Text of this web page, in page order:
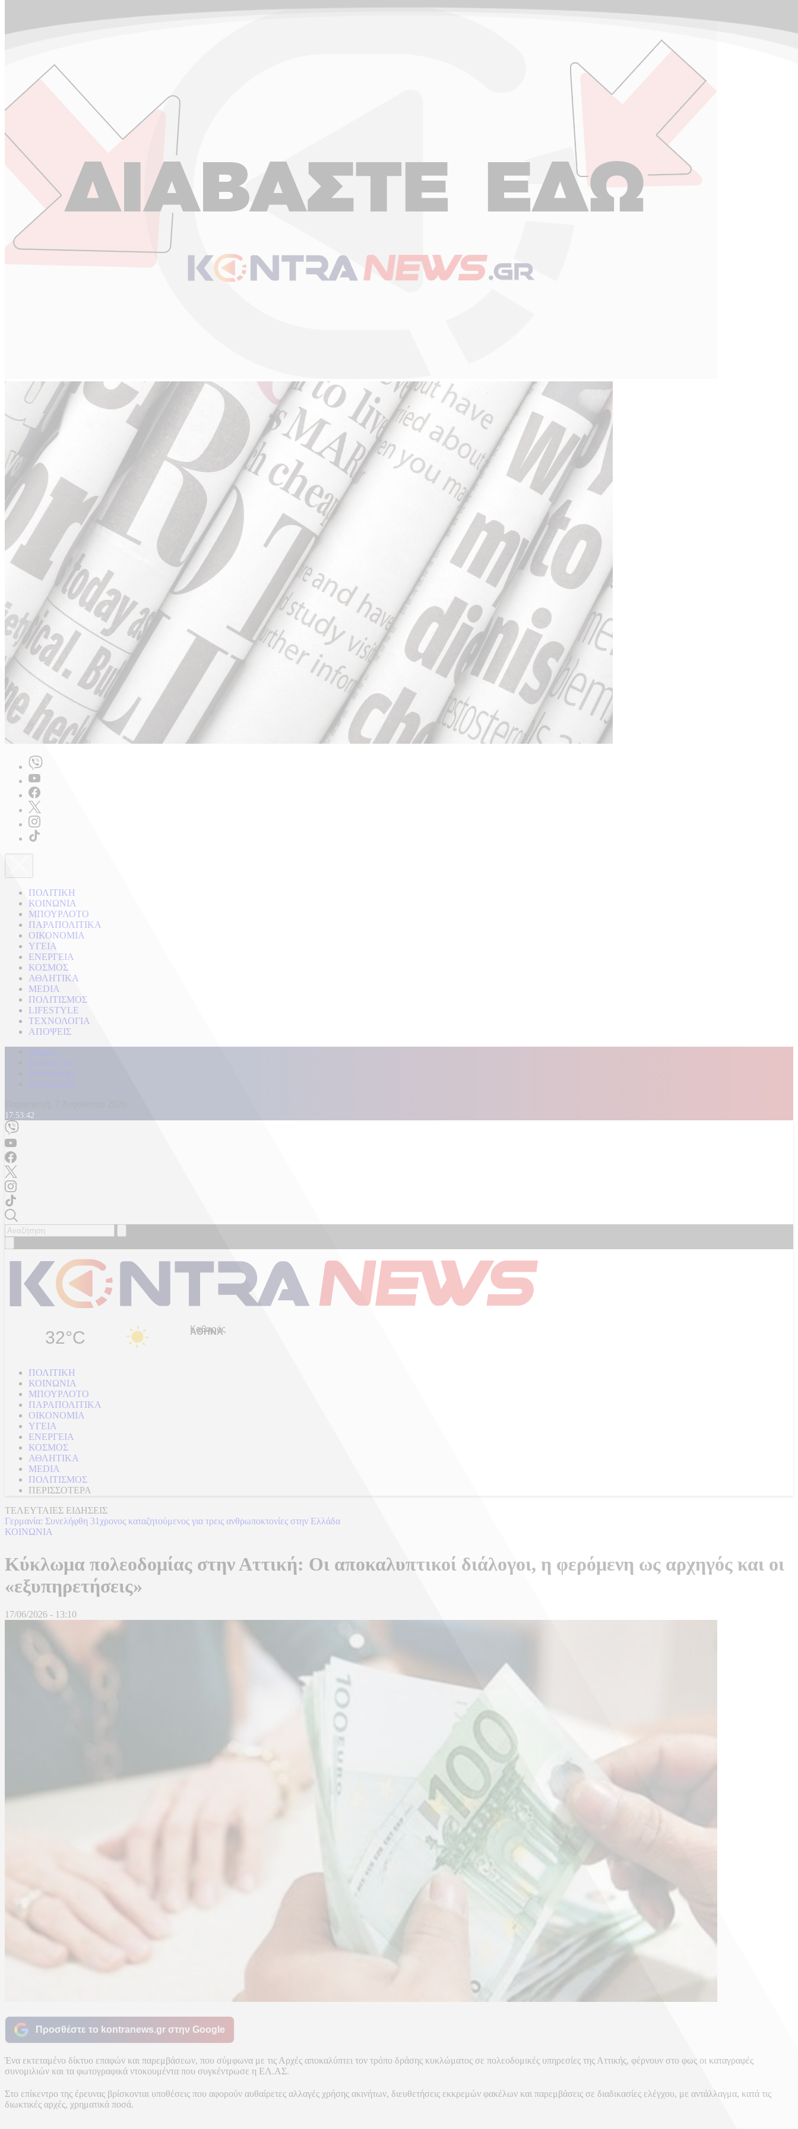
ΠΟΛΙΤΙΚΗ
ΚΟΙΝΩΝΙΑ
ΜΠΟΥΡΛΟΤΟ
ΠΑΡΑΠΟΛΙΤΙΚΑ
ΟΙΚΟΝΟΜΙΑ
ΥΓΕΙΑ
ΕΝΕΡΓΕΙΑ
ΚΟΣΜΟΣ
ΑΘΛΗΤΙΚΑ
MEDIA
ΠΟΛΙΤΙΣΜΟΣ
LIFESTYLE
ΤΕΧΝΟΛΟΓΙΑ
ΑΠΟΨΕΙΣ
Αρχική
Kontra Live
Καταγγελίες
Επικοινωνία
17:53:44
32°C Καθαρός
ΠΟΛΙΤΙΚΗ
ΚΟΙΝΩΝΙΑ
ΜΠΟΥΡΛΟΤΟ
ΠΑΡΑΠΟΛΙΤΙΚΑ
ΟΙΚΟΝΟΜΙΑ
ΥΓΕΙΑ
ΕΝΕΡΓΕΙΑ
ΚΟΣΜΟΣ
ΑΘΛΗΤΙΚΑ
MEDIA
ΠΟΛΙΤΙΣΜΟΣ
ΠΕΡΙΣΣΟΤΕΡΑ
ΤΕΛΕΥΤΑΙΕΣ ΕΙΔΗΣΕΙΣ
Γερμανία: Συνελήφθη 31χρονος καταζητούμενος για τρεις ανθρωποκτονίες στην Ελλάδα
ΚΟΙΝΩΝΙΑ
Κύκλωμα πολεοδομίας στην Αττική: Οι αποκαλυπτικοί διάλογοι, η φερόμενη ως αρχηγός και οι
«εξυπηρετήσεις»
17/06/2026 - 13:10
Προσθέστε το kontranews.gr στην Google
Ένα εκτεταμένο δίκτυο επαφών και παρεμβάσεων, που σύμφωνα με τις Αρχές αποκαλύπτει τον τρόπο δράσης κυκλώματος σε πολεοδομικές υπηρεσίες της Αττικής, φέρνουν στο φως οι καταγραφές
συνομιλιών και τα φωτογραφικά ντοκουμέντα που συγκέντρωσε η ΕΛ.ΑΣ.
Στο επίκεντρο της έρευνας βρίσκονται υποθέσεις που αφορούν αυθαίρετες αλλαγές χρήσης ακινήτων, διευθετήσεις εκκρεμών φακέλων και παρεμβάσεις σε διαδικασίες ελέγχου, με αντάλλαγμα, κατά τις
διωκτικές αρχές, χρηματικά ποσά.